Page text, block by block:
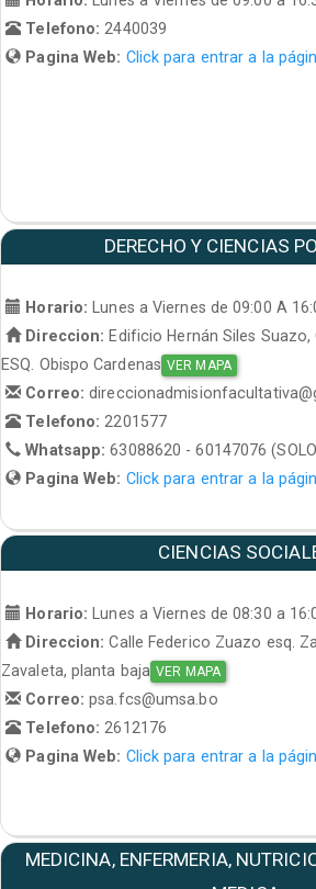
Telefono:2440039
Pagina Web: Click para entrar a la
DERECHO Y CIENCIAS
Horario:
Lunes a Viernes de 09:00 A
Direccion: Edificio Hernán Siles Suazo,
ESQ. Obispo Cardenas VER MAPA
Correo:
Telefono: 2201577
Whatsapp:63088620 - 60147076
Pagina Web: Click para entrar a la
CIENCIAS
Horario:
Lunes a Viernes de 08:30 a
Direccion: Calle Federico Zuazo esq.
Zavaleta, planta baja VER MAPA
Correo:psa.fcs@umsa.bo
Telefono: 2612176
Pagina Web: Click para entrar a la
MEDICINA, ENFERMERIA,